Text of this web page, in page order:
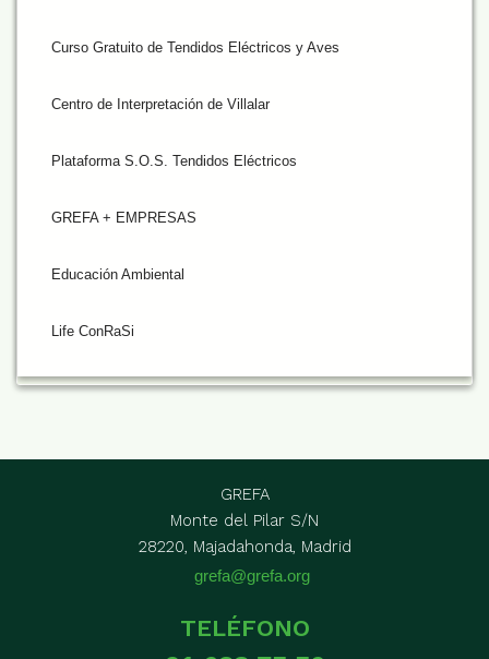
Curso Gratuito de Tendidos Eléctricos y Aves
Centro de Interpretación de Villalar
Plataforma S.O.S. Tendidos Eléctricos
GREFA + EMPRESAS
Educación Ambiental
Life ConRaSi
GREFA
Monte del Pilar S/N
28220, Majadahonda, Madrid
grefa@grefa.org
TELÉFONO